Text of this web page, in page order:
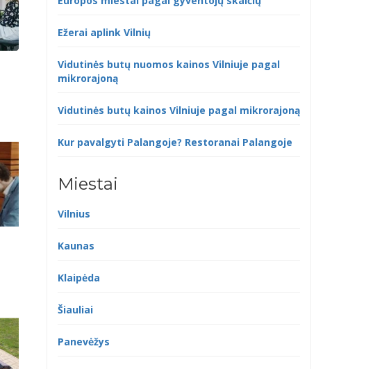
Ežerai aplink Vilnių
Vidutinės butų nuomos kainos Vilniuje pagal
mikrorajoną
Vidutinės butų kainos Vilniuje pagal mikrorajoną
Kur pavalgyti Palangoje? Restoranai Palangoje
Miestai
Vilnius
Kaunas
Klaipėda
Šiauliai
Panevėžys